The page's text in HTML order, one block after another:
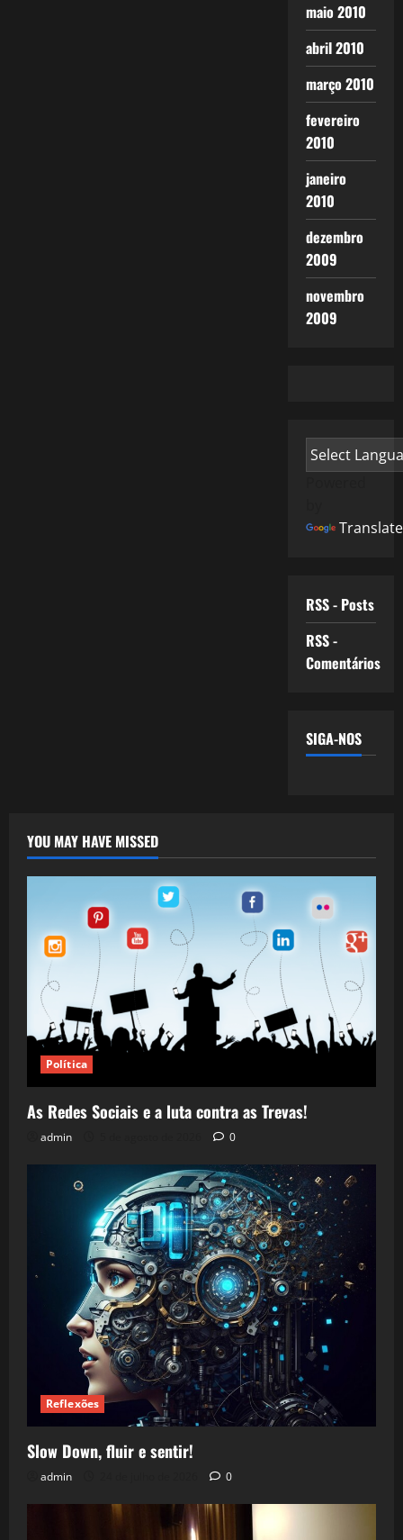
maio 2010
abril 2010
março 2010
fevereiro
2010
janeiro
2010
dezembro
2009
novembro
2009
Translate
RSS - Posts
RSS -
Comentários
SIGA-NOS
YOU MAY HAVE MISSED
Política
As Redes Sociais e a luta contra as Trevas!
admin 0
Reflexões
Slow Down, fluir e sentir!
admin 0